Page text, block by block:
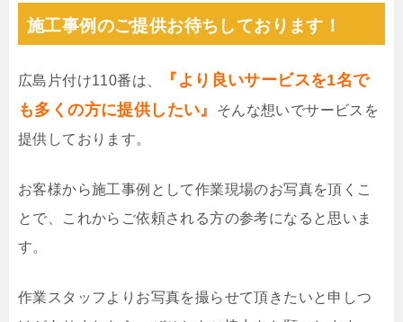
施工事例のご提供お待ちしております！
広島片付け110番は、
『より良いサービスを1名で
も多くの方に提供したい』
そんな想いでサービスを
提供しております。
お客様から施工事例として作業現場のお写真を頂くこ
とで、これからご依頼される方の参考になると思いま
す。
作業スタッフよりお写真を撮らせて頂きたいと申しつ